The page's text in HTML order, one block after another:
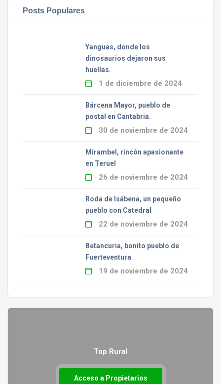
Posts Populares
Yanguas, donde los
dinosaurios dejaron sus
huellas.
1 de diciembre de 2024
Bárcena Mayor, pueblo de
postal en Cantabria.
30 de noviembre de 2024
Mirambel, rincón apasionante
en Teruel
26 de noviembre de 2024
Roda de Isábena, un pequeño
pueblo con Catedral
22 de noviembre de 2024
Betancuria, bonito pueblo de
Fuerteventura
19 de noviembre de 2024
Top Rural
Acceso a Propietarios